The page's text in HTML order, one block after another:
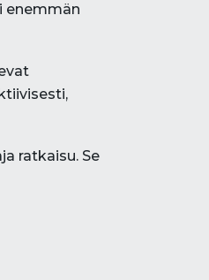
enemmän
ratkaisu. Se